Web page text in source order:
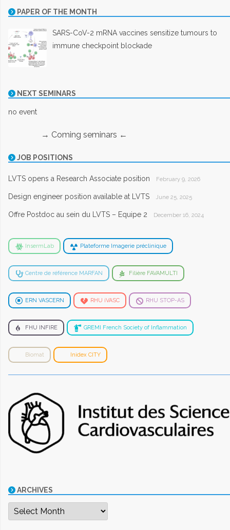
PAPER OF THE MONTH
SARS-CoV-2 mRNA vaccines sensitize tumours to
immune checkpoint blockade
NEXT SEMINARS
no event
→ Coming seminars ←
JOB POSITIONS
LVTS opens a Research Associate position February 9, 2026
Design engineer position available at LVTS June 25, 2025
Offre Postdoc au sein du LVTS – Equipe 2 December 16, 2024
InsermLab Plateforme Imagerie préclinique
Centre de référence MARFAN Filière FAVAMULTI
ERN VASCERN RHU iVASC RHU STOP-AS
FHU INFIRE GREMI French Society of Inflammation
Biomat Inidex CITY
ARCHIVES
Archives